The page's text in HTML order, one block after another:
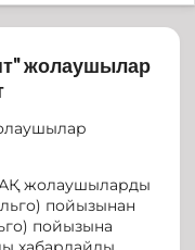
жолаушылар
жолаушыларды
пойызынан
пойызына